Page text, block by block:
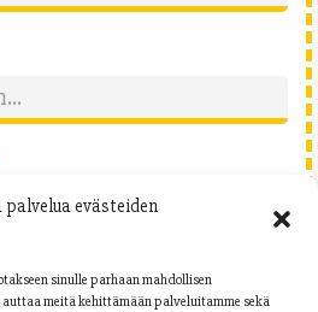
palvelua evästeiden
sinulle parhaan mahdollisen
meitä kehittämään palveluitamme sekä